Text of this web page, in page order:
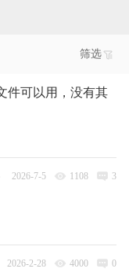
筛选
件可以用，没有其
2026-7-5 1108 3
2026-2-28 4000 0